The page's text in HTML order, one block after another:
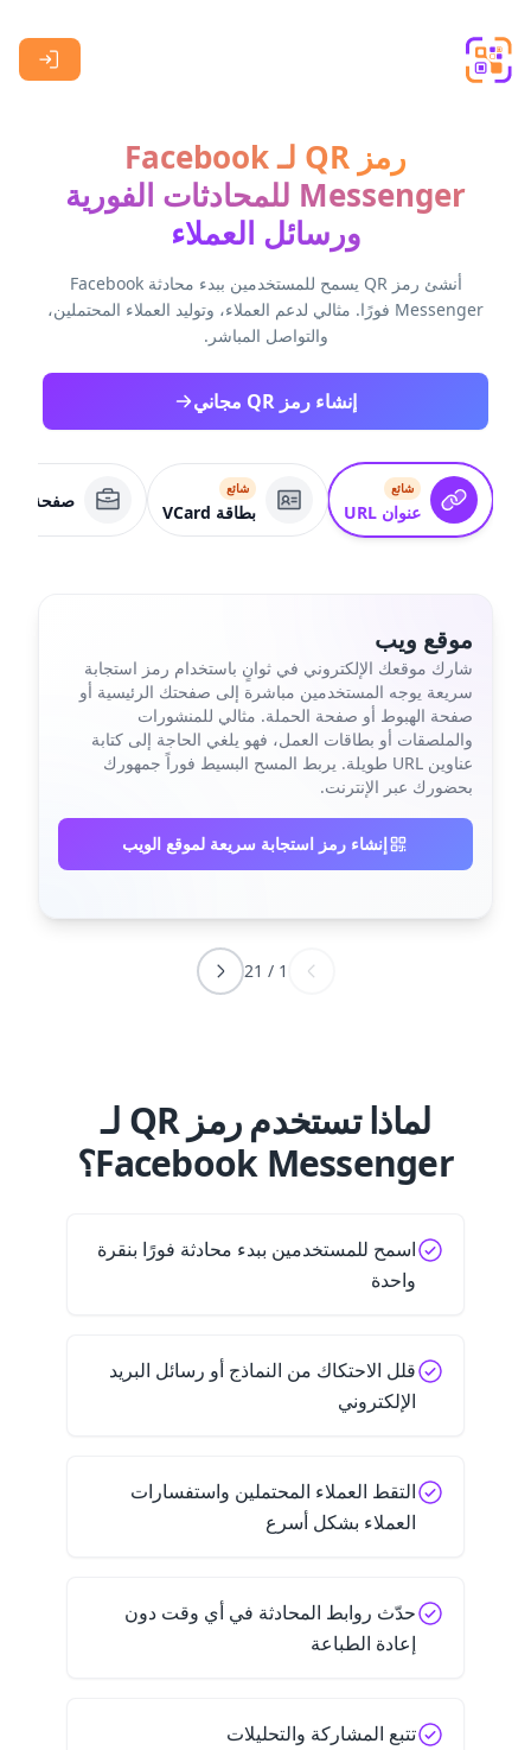
رمز QR لـ Facebook
Messenger للمحادثات الفورية
ورسائل العملاء
أنشئ رمز QR يسمح للمستخدمين ببدء محادثة Facebook
Messenger فورًا. مثالي لدعم العملاء، وتوليد العملاء المحتملين،
والتواصل المباشر.
إنشاء رمز QR مجاني
شائع
عنوان URL
شائع
بطاقة VCard
صفحة
موقع ويب
شارك موقعك الإلكتروني في ثوانٍ باستخدام رمز استجابة
سريعة يوجه المستخدمين مباشرة إلى صفحتك الرئيسية أو
صفحة الهبوط أو صفحة الحملة. مثالي للمنشورات
والملصقات أو بطاقات العمل، فهو يلغي الحاجة إلى كتابة
عناوين URL طويلة. يربط المسح البسيط فوراً جمهورك
بحضورك عبر الإنترنت.
إنشاء رمز استجابة سريعة لموقع الويب
1
/
21
لماذا تستخدم رمز QR لـ
Facebook Messenger؟
اسمح للمستخدمين ببدء محادثة فورًا بنقرة
واحدة
قلل الاحتكاك من النماذج أو رسائل البريد
الإلكتروني
التقط العملاء المحتملين واستفسارات
العملاء بشكل أسرع
حدّث روابط المحادثة في أي وقت دون
إعادة الطباعة
تتبع المشاركة والتحليلات